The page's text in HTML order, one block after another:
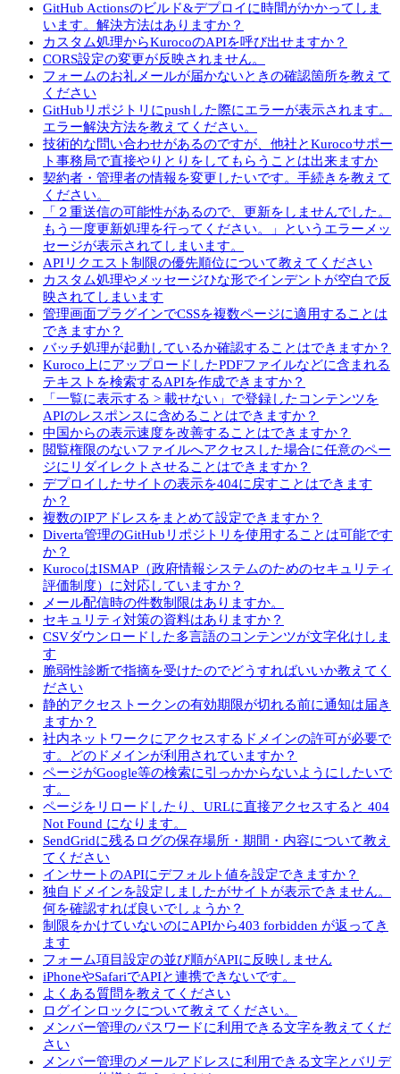
GitHub Actionsのビルド&デプロイに時間がかかってしま
います。解決方法はありますか？
カスタム処理からKurocoのAPIを呼び出せますか？
CORS設定の変更が反映されません。
フォームのお礼メールが届かないときの確認箇所を教えて
ください
GitHubリポジトリにpushした際にエラーが表示されます。
エラー解決方法を教えてください。
技術的な問い合わせがあるのですが、他社とKurocoサポー
ト事務局で直接やりとりをしてもらうことは出来ますか
契約者・管理者の情報を変更したいです。手続きを教えて
ください。
「２重送信の可能性があるので、更新をしませんでした。
もう一度更新処理を行ってください。」というエラーメッ
セージが表示されてしまいます。
APIリクエスト制限の優先順位について教えてください
カスタム処理やメッセージひな形でインデントが空白で反
映されてしまいます
管理画面プラグインでCSSを複数ページに適用することは
できますか？
バッチ処理が起動しているか確認することはできますか？
Kuroco上にアップロードしたPDFファイルなどに含まれる
テキストを検索するAPIを作成できますか？
「一覧に表示する > 載せない」で登録したコンテンツを
APIのレスポンスに含めることはできますか？
中国からの表示速度を改善することはできますか？
閲覧権限のないファイルへアクセスした場合に任意のペー
ジにリダイレクトさせることはできますか？
デプロイしたサイトの表示を404に戻すことはできます
か？
複数のIPアドレスをまとめて設定できますか？
Diverta管理のGitHubリポジトリを使用することは可能です
か？
KurocoはISMAP（政府情報システムのためのセキュリティ
評価制度）に対応していますか？
メール配信時の件数制限はありますか。
セキュリティ対策の資料はありますか？
CSVダウンロードした多言語のコンテンツが文字化けしま
す
脆弱性診断で指摘を受けたのでどうすればいいか教えてく
ださい
静的アクセストークンの有効期限が切れる前に通知は届き
ますか？
社内ネットワークにアクセスするドメインの許可が必要で
す。どのドメインが利用されていますか？
ページがGoogle等の検索に引っかからないようにしたいで
す。
ページをリロードしたり、URLに直接アクセスすると 404
Not Found になります。
SendGridに残るログの保存場所・期間・内容について教え
てください
インサートのAPIにデフォルト値を設定できますか？
独自ドメインを設定しましたがサイトが表示できません。
何を確認すれば良いでしょうか？
制限をかけていないのにAPIから403 forbidden が返ってき
ます
フォーム項目設定の並び順がAPIに反映しません
iPhoneやSafariでAPIと連携できないです。
よくある質問を教えてください
ログインロックについて教えてください。
メンバー管理のパスワードに利用できる文字を教えてくだ
さい
メンバー管理のメールアドレスに利用できる文字とバリデ